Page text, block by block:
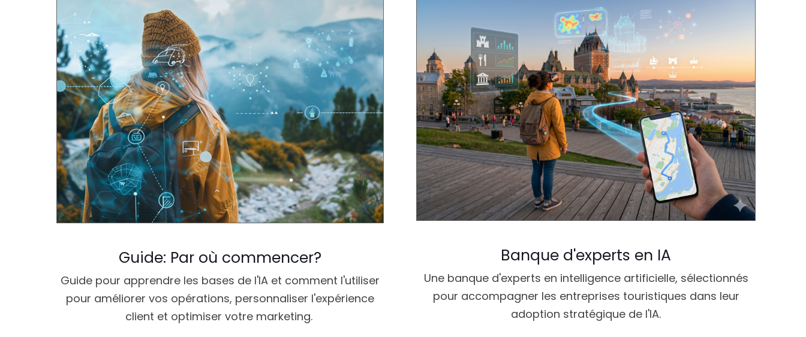
Guide: Par où commencer?
Guide pour apprendre les bases de l'IA et comment l'utiliser
pour améliorer vos opérations, personnaliser l'expérience
client et optimiser votre marketing.
Banque d'experts en IA
Une banque d'experts en intelligence artificielle, sélectionnés
pour accompagner les entreprises touristiques dans leur
adoption stratégique de l'IA.